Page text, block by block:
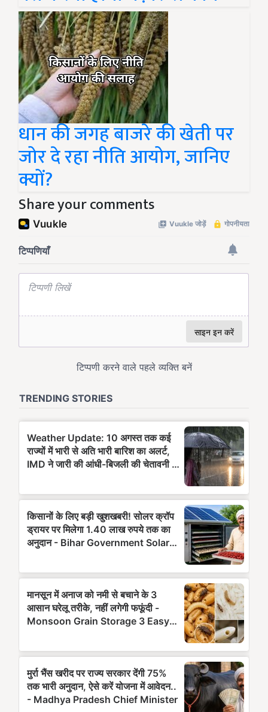
धान की जगह बाजरे की खेती पर
जोर दे रहा नीति आयोग, जानिए
क्यों?
Share your comments